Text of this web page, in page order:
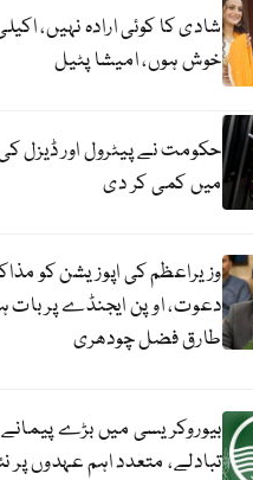
شادی کا کوئی ارادہ نہیں،
خوش ہوں، امیشا پٹیل
حکومت نے پیٹرول اور ڈیزل
میں کمی کر دی
وزیراعظم کی اپوزیشن کو
دعوت، اوپن ایجنڈے پر بات
طارق فضل چودھری
بیوروکریسی میں بڑے پیمانے
تبادلے، متعدد اہم عہدوں پر